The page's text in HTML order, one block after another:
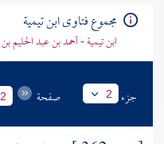
مجموع فتاوى ابن تيمية
ابن تيمية - أحمد بن عبد الحليم بن
جزء 2 صفحة